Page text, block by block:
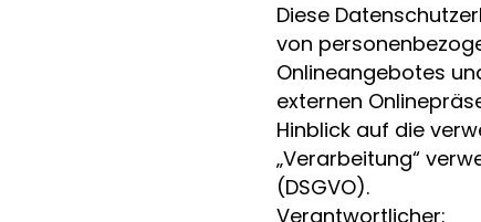
Diese
von
Onlineangebotes
externen
Hinblick auf die
„Verarbeitung“
(DSGVO).
Verantwortlicher: